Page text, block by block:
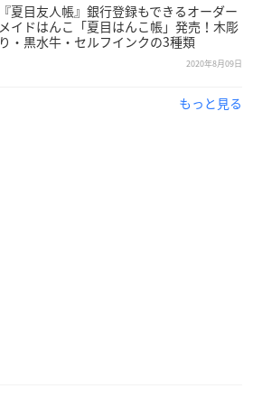
『夏目友人帳』銀行登録もできるオーダー
メイドはんこ「夏目はんこ帳」発売！木彫
り・黒水牛・セルフインクの3種類
2020年8月09日
もっと見る